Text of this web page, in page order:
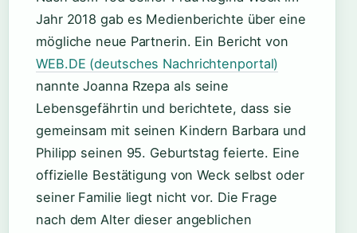
Jahr 2018 gab es Medienberichte über eine
mögliche neue Partnerin. Ein Bericht von
WEB.DE (deutsches Nachrichtenportal)
nannte Joanna Rzepa als seine
Lebensgefährtin und berichtete, dass sie
gemeinsam mit seinen Kindern Barbara und
Philipp seinen 95. Geburtstag feierte. Eine
offizielle Bestätigung von Weck selbst oder
seiner Familie liegt nicht vor. Die Frage
nach dem Alter dieser angeblichen